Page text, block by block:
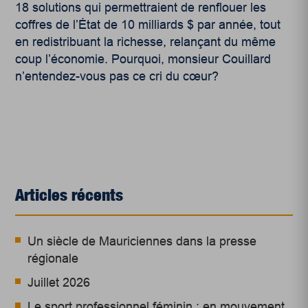
18 solutions qui permettraient de renflouer les
coffres de l’État de 10 milliards $ par année, tout
en redistribuant la richesse, relançant du même
coup l’économie. Pourquoi, monsieur Couillard
n’entendez-vous pas ce cri du cœur?
Articles récents
Un siècle de Mauriciennes dans la presse
régionale
Juillet 2026